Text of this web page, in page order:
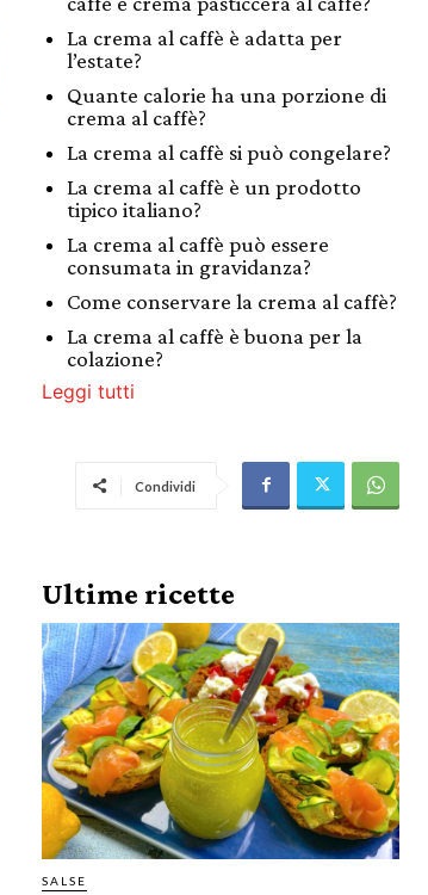
La crema al caffè è adatta per
l’estate?
Quante calorie ha una porzione di
crema al caffè?
La crema al caffè si può congelare?
La crema al caffè è un prodotto
tipico italiano?
La crema al caffè può essere
consumata in gravidanza?
Come conservare la crema al caffè?
La crema al caffè è buona per la
colazione?
Leggi tutti
Condividi
Ultime ricette
SALSE